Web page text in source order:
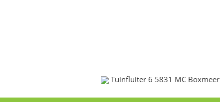
Tuinfluiter 6 5831 MC Boxmeer